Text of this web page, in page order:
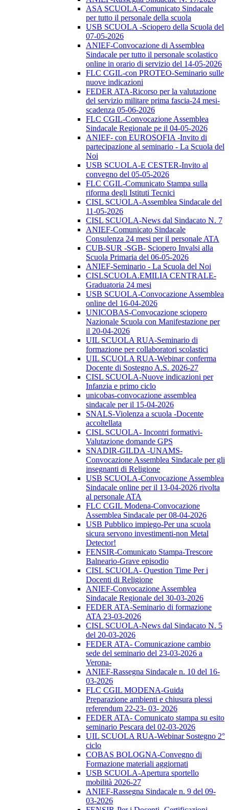
ASA SCUOLA-Comunicato Sindacale
per tutto il personale della scuola
USB SCUOLA -Sciopero della Scuola del
07-05-2026
ANIEF-Convocazione di Assemblea
Sindacale per tutto il personale scolastico
online in orario di servizio del 14-05-2026
FLC CGIL-con PROTEO-Seminario sulle
nuove indicazioni
FEDER ATA-Ricorso per la valutazione
del servizio militare prima fascia-24 mesi-
scadenza 05-06-2026
FLC CGIL-Convocazione Assemblea
Sindacale Regionale pe il 04-05-2026
ANIEF- con EUROSOFIA -Invito di
partecipazione al seminario - La Scuola del
Noi
USB SCUOLA-E CESTER-Invito al
convegno del 05-05-2026
FLC CGIL-Comunicato Stampa sulla
riforma degli Istituti Tecnici
CISL SCUOLA-Assemblea Sindacale del
11-05-2026
CISL SCUOLA-News dal Sindacato N. 7
ANIEF-Comunicato Sindacale
Consulenza 24 mesi per il personale ATA
CUB-SUR -SGB- Sciopero Invalsi alla
Scuola Primaria del 06-05-2026
ANIEF-Seminario - La Scuola del Noi
CISLSCUOLA.EMILIA CENTRALE-
Graduatoria 24 mesi
USB SCUOLA-Convocazione Assemblea
online del 16-04-2026
UNICOBAS-Convocazione sciopero
Nazionale Scuola con Manifestazione per
il 20-04-2026
UIL SCUOLA RUA-Seminario di
formazione per collaboratori scolastici
UIL SCUOLA RUA-Webinar conferma
Docente di Sostegno A.S. 2026-27
CISL SCUOLA-Nuove indicazioni per
Infanzia e primo ciclo
unicobas-convocazione assemblea
sindacale per il 15-04-2026
SNALS-Violenza a scuola -Docente
accoltellata
CISL SCUOLA- Incontri formativi-
Valutazione domande GPS
SNADIR-GILDA -UNAMS-
Convocazione Assemblea Sindacale per gli
insegnanti di Religione
USB SCUOLA-Convocazione Assemblea
Sindacale online per il 13-04-2026 rivolta
al personale ATA
FLC CGIL Modena-Convocazione
Assemblea Sindacale per 08-04-2026
USB Pubblico impiego-Per una scuola
sicura servono investimenti-non Metal
Detector!
FENSIR-Comunicato Stampa-Trescore
Balneario-Grave episodio
CISL SCUOLA- Question Time Per i
Docenti di Religione
ANIEF-Convocazione Assemblea
Sindacale Regionale del 30-03-2026
FEDER ATA-Seminario di formazione
ATA 23-03-2026
CISL SCUOLA-News dal Sindacato N. 5
del 20-03-2026
FEDER ATA- Comunicazione cambio
sede del seminario del 23-03-2026 a
Verona-
ANIEF-Rassegna Sindacale n. 10 del 16-
03-2026
FLC CGIL MODENA-Guida
Preparazione ambienti e chiusura plessi
referendum 22-23- 03- 2026
FEDER ATA- Comunicato stampa su esito
seminario Pescara del 02-03-2026
UIL SCUOLA RUA-Webinar Sostegno 2°
ciclo
COBAS BOLOGNA-Convegno di
Formazione materiali aggiornati
USB SCUOLA-Apertura sportello
mobilità 2026-27
ANIEF-Rassegna Sindacale n. 9 del 09-
03-2026